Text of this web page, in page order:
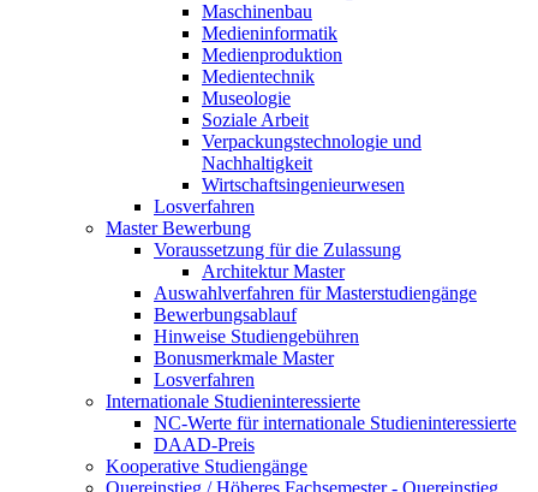
Maschinenbau
Medieninformatik
Medienproduktion
Medientechnik
Museologie
Soziale Arbeit
Verpackungstechnologie und
Nachhaltigkeit
Wirtschaftsingenieurwesen
Losverfahren
Master Bewerbung
Voraussetzung für die Zulassung
Architektur Master
Auswahlverfahren für Masterstudiengänge
Bewerbungsablauf
Hinweise Studiengebühren
Bonusmerkmale Master
Losverfahren
Internationale Studieninteressierte
NC-Werte für internationale Studieninteressierte
DAAD-Preis
Kooperative Studiengänge